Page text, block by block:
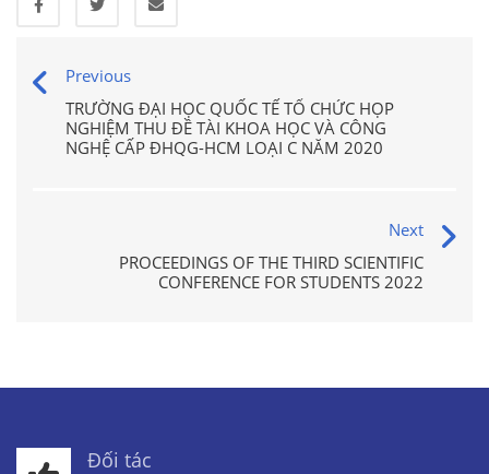
Previous
TRƯỜNG ĐẠI HỌC QUỐC TẾ TỔ CHỨC HỌP
NGHIỆM THU ĐỀ TÀI KHOA HỌC VÀ CÔNG
NGHỆ CẤP ĐHQG-HCM LOẠI C NĂM 2020
Next
PROCEEDINGS OF THE THIRD SCIENTIFIC
CONFERENCE FOR STUDENTS 2022
Đối tác